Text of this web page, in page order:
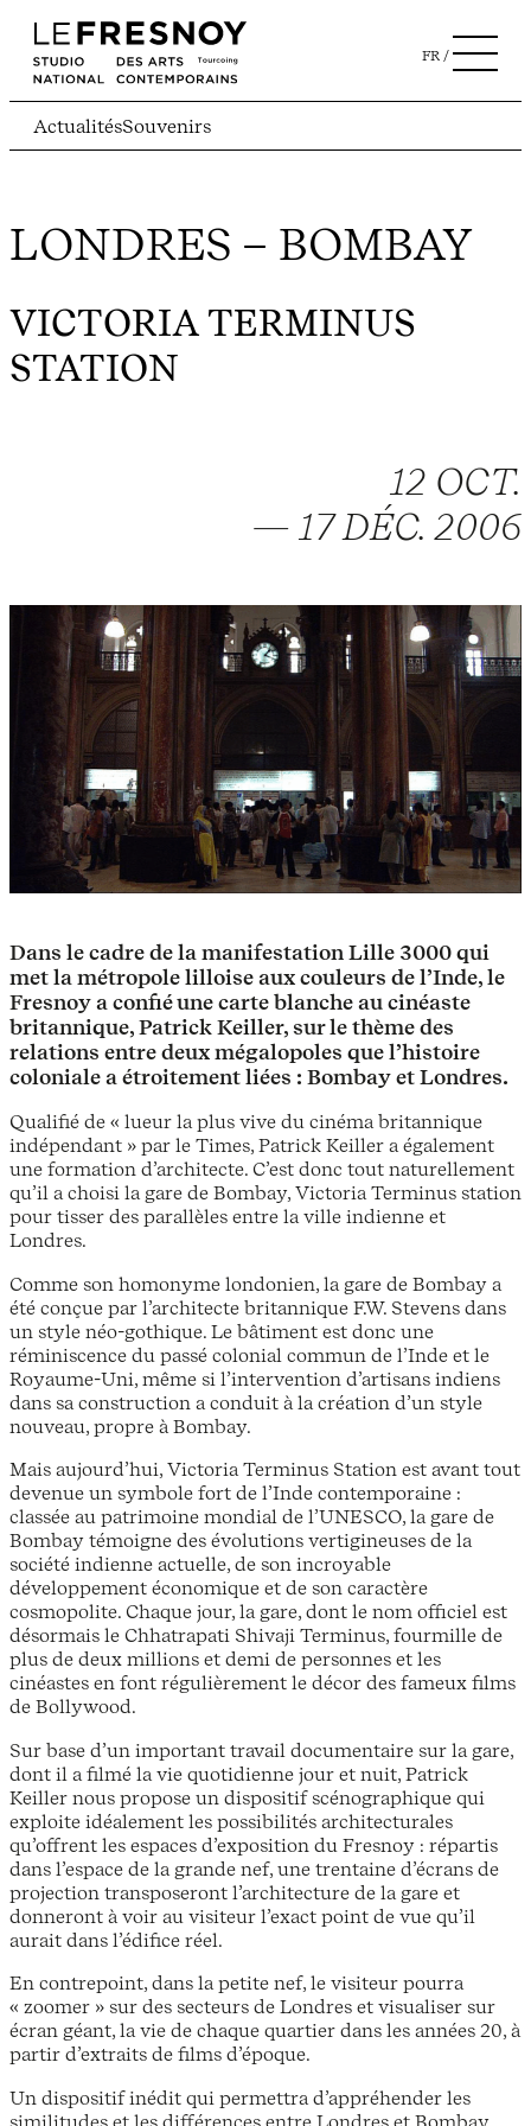
FR
ActualitésSouvenirs
LONDRES – BOMBAY
VICTORIA TERMINUS
STATION
12 OCT.
— 17 DÉC. 2006
Dans le cadre de la manifestation Lille 3000 qui
met la métropole lilloise aux couleurs de l’Inde, le
Fresnoy a confié une carte blanche au cinéaste
britannique, Patrick Keiller, sur le thème des
relations entre deux mégalopoles que l’histoire
coloniale a étroitement liées : Bombay et Londres.
Qualifié de « lueur la plus vive du cinéma britannique
indépendant » par le Times, Patrick Keiller a également
une formation d’architecte. C’est donc tout naturellement
qu’il a choisi la gare de Bombay, Victoria Terminus station
pour tisser des parallèles entre la ville indienne et
Londres.
Comme son homonyme londonien, la gare de Bombay a
été conçue par l’architecte britannique F.W. Stevens dans
un style néo-gothique. Le bâtiment est donc une
réminiscence du passé colonial commun de l’Inde et le
Royaume-Uni, même si l’intervention d’artisans indiens
dans sa construction a conduit à la création d’un style
nouveau, propre à Bombay.
Mais aujourd’hui, Victoria Terminus Station est avant tout
devenue un symbole fort de l’Inde contemporaine :
classée au patrimoine mondial de l’UNESCO, la gare de
Bombay témoigne des évolutions vertigineuses de la
société indienne actuelle, de son incroyable
développement économique et de son caractère
cosmopolite. Chaque jour, la gare, dont le nom officiel est
désormais le Chhatrapati Shivaji Terminus, fourmille de
plus de deux millions et demi de personnes et les
cinéastes en font régulièrement le décor des fameux films
de Bollywood.
Sur base d’un important travail documentaire sur la gare,
dont il a filmé la vie quotidienne jour et nuit, Patrick
Keiller nous propose un dispositif scénographique qui
exploite idéalement les possibilités architecturales
qu’offrent les espaces d’exposition du Fresnoy : répartis
dans l’espace de la grande nef, une trentaine d’écrans de
projection transposeront l’architecture de la gare et
donneront à voir au visiteur l’exact point de vue qu’il
aurait dans l’édifice réel.
En contrepoint, dans la petite nef, le visiteur pourra
« zoomer » sur des secteurs de Londres et visualiser sur
écran géant, la vie de chaque quartier dans les années 20, à
partir d’extraits de films d’époque.
Un dispositif inédit qui permettra d’appréhender les
similitudes et les différences entre Londres et Bombay,